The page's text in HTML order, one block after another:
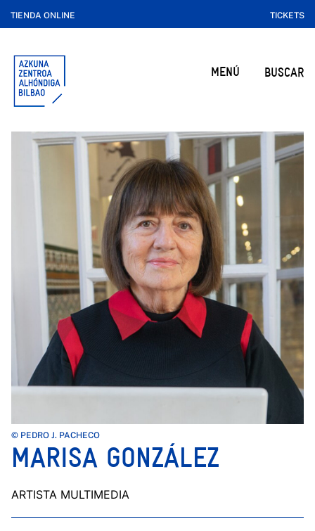
TIENDA ONLINE TICKETS
MENÚ BUSCAR
© PEDRO J. PACHECO
MARISA GONZÁLEZ
ARTISTA MULTIMEDIA